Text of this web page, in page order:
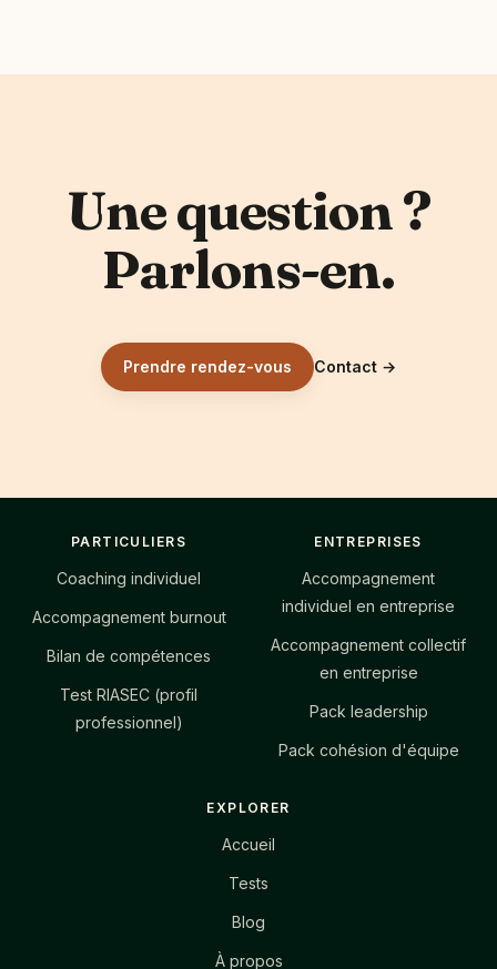
Une question ?
Parlons-en.
Prendre rendez-vous Contact →
PARTICULIERS
Coaching individuel
Accompagnement burnout
Bilan de compétences
Test RIASEC (profil
professionnel)
ENTREPRISES
Accompagnement
individuel en entreprise
Accompagnement collectif
en entreprise
Pack leadership
Pack cohésion d'équipe
EXPLORER
Accueil
Tests
Blog
À propos